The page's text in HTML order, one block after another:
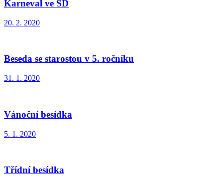
Karneval ve ŠD
20. 2. 2020
Beseda se starostou v 5. ročníku
31. 1. 2020
Vánoční besídka
5. 1. 2020
Třídní besídka